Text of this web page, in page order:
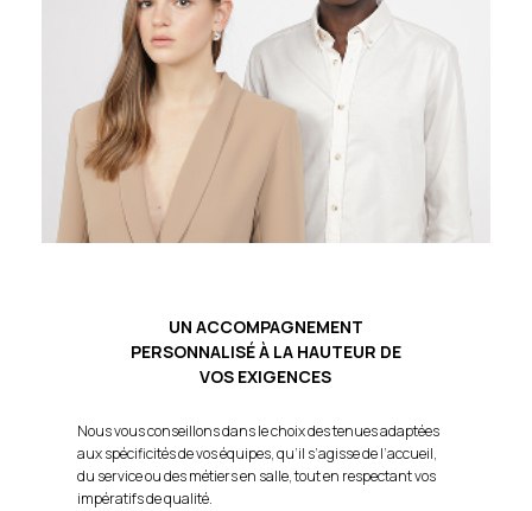
UN ACCOMPAGNEMENT
PERSONNALISÉ À LA HAUTEUR DE
VOS EXIGENCES
Nous vous conseillons dans le choix des tenues adaptées
aux spécificités de vos équipes, qu’il s’agisse de l’accueil,
du service ou des métiers en salle, tout en respectant vos
impératifs de qualité.